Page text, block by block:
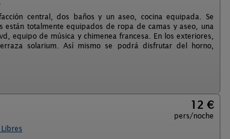
central, dos baños y un aseo, cocina equipada. Se
totalmente equipados de ropa de camas y aseo, una
equipo de música y chimenea francesa. En los exteriores,
solarium. Así mismo se podrá disfrutar del horno,
12 €
pers/noche
Libres